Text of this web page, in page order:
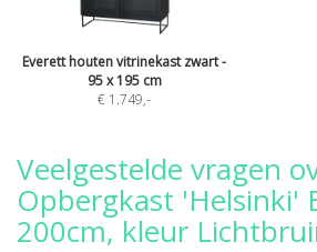
Everett houten vitrinekast zwart -
95 x 195 cm
€ 1.749,-
Veelgestelde vragen
Opbergkast 'Helsinki'
200cm, kleur